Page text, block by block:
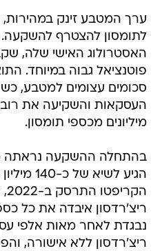
ערך המטבע זינק במהירות,
לתומסון להצטרף להשקעה.
האסטרולוג האישי שלה,
פוטנציאל גבוה במיוחד.
סכומים עצומים למטבע,
העסקאות והשקיעה את רוב
מיליונים מכספי תומסון.
בהתחלה ההשקעה נראתה
הגיע לשיא
ריצ'רדסון איבדה את כל
נבגדת לאחר מאות אלפי